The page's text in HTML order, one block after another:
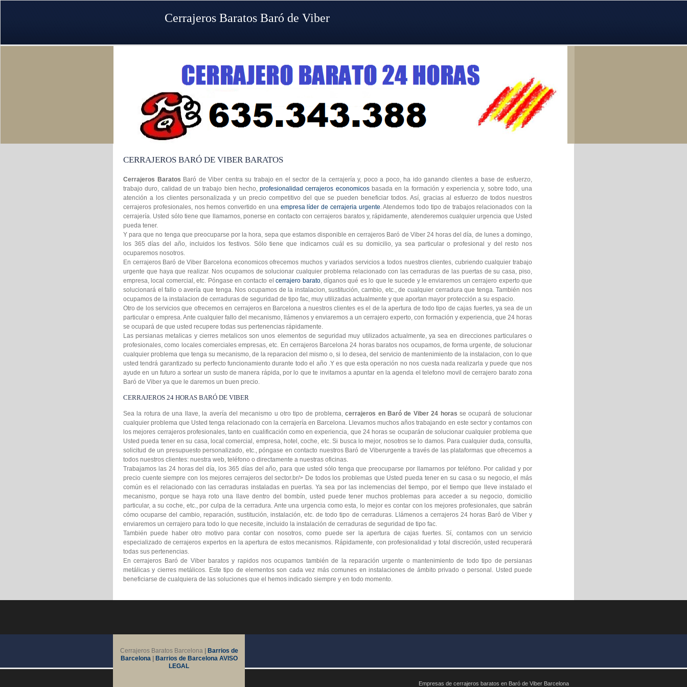
CERRAJEROS BARÓ DE VIBER BARATOS
Cerrajeros Baratos Baró de Viber centra su trabajo en el sector de la cerrajería y, poco a poco, ha ido ganando clientes a base de esfuerzo,
trabajo duro, calidad de un trabajo bien hecho, profesionalidad cerrajeros economicosbasada en la formación y experiencia y, sobre todo, una
atención a los clientes personalizada y un precio competitivo del que se pueden beneficiar todos. Así, gracias al esfuerzo de todos nuestros
cerrajeros profesionales, nos hemos convertido en una empresa líder de cerrajeria urgente. Atendemos todo tipo de trabajos relacionados con la
cerrajería. Usted sólo tiene que llamarnos, ponerse en contacto con cerrajeros baratos y, rápidamente, atenderemos cualquier urgencia que Usted
pueda tener.
Y para que no tenga que preocuparse por la hora, sepa que estamos disponible en cerrajeros Baró de Viber 24 horas del día, de lunes a domingo,
los 365 días del año, incluidos los festivos. Sólo tiene que indicarnos cuál es su domicilio, ya sea particular o profesional y del resto nos
ocuparemos nosotros.
En cerrajeros Baró de Viber Barcelona economicos ofrecemos muchos y variados servicios a todos nuestros clientes, cubriendo cualquier trabajo
urgente que haya que realizar. Nos ocupamos de solucionar cualquier problema relacionado con las cerraduras de las puertas de su casa, piso,
empresa, local comercial, etc. Póngase en contacto elcerrajero barato, díganos qué es lo que le sucede y le enviaremos un cerrajero experto que
solucionará el fallo o avería que tenga. Nos ocupamos de la instalacion, sustitución, cambio, etc., de cualquier cerradura que tenga. También nos
ocupamos de la instalacion de cerraduras de seguridad de tipo fac, muy utilizadas actualmente y que aportan mayor protección a su espacio.
Otro de los servicios que ofrecemos en cerrajeros en Barcelona a nuestros clientes es el de la apertura de todo tipo de cajas fuertes, ya sea de un
particular o empresa. Ante cualquier fallo del mecanismo, llámenos y enviaremos a un cerrajero experto, con formación y experiencia, que 24 horas
se ocupará de que usted recupere todas sus pertenencias rápidamente.
Las persianas metalicas y cierres metalicos son unos elementos de seguridad muy utilizados actualmente, ya sea en direcciones particulares o
profesionales, como locales comerciales empresas, etc. En cerrajeros Barcelona 24 horas baratos nos ocupamos, de forma urgente, de solucionar
cualquier problema que tenga su mecanismo, de la reparacion del mismo o, si lo desea, del servicio de mantenimiento de la instalacion, con lo que
usted tendrá garantizado su perfecto funcionamiento durante todo el año .Y es que esta operación no nos cuesta nada realizarla y puede que nos
ayude en un futuro a sortear un susto de manera rápida, por lo que te invitamos a apuntar en la agenda el telefono movil de cerrajero barato zona
Baró de Viber ya que le daremos un buen precio.
CERRAJEROS 24 HORAS BARÓ DE VIBER
Sea la rotura de una llave, la avería del mecanismo u otro tipo de problema,cerrajeros en Baró de Viber 24 horas se ocupará de solucionar
cualquier problema que Usted tenga relacionado con la cerrajería en Barcelona. Llevamos muchos años trabajando en este sector y contamos con
los mejores cerrajeros profesionales, tanto en cualificación como en experiencia, que 24 horas se ocuparán de solucionar cualquier problema que
Usted pueda tener en su casa, local comercial, empresa, hotel, coche, etc. Si busca lo mejor, nosotros se lo damos. Para cualquier duda, consulta,
solicitud de un presupuesto personalizado, etc., póngase en contacto nuestros Baró de Viberurgente a través de las plataformas que ofrecemos a
todos nuestros clientes: nuestra web, teléfono o directamente a nuestras oficinas.
Trabajamos las 24 horas del día, los 365 días del año, para que usted sólo tenga que preocuparse por llamarnos por teléfono. Por calidad y por
precio cuente siempre con los mejores cerrajeros del sector.br/> De todos los problemas que Usted pueda tener en su casa o su negocio, el más
común es el relacionado con las cerraduras instaladas en puertas. Ya sea por las inclemencias del tiempo, por el tiempo que lleve instalado el
mecanismo, porque se haya roto una llave dentro del bombín, usted puede tener muchos problemas para acceder a su negocio, domicilio
particular, a su coche, etc., por culpa de la cerradura. Ante una urgencia como esta, lo mejor es contar con los mejores profesionales, que sabrán
cómo ocuparse del cambio, reparación, sustitución, instalación, etc. de todo tipo de cerraduras. Llámenos a cerrajeros 24 horas Baró de Viber y
enviaremos un cerrajero para todo lo que necesite, incluido la instalación de cerraduras de seguridad de tipo fac.
También puede haber otro motivo para contar con nosotros, como puede ser la apertura de cajas fuertes. Sí, contamos con un servicio
especializado de cerrajeros expertos en la apertura de estos mecanismos. Rápidamente, con profesionalidad y total discreción, usted recuperará
todas sus pertenencias.
En cerrajeros Baró de Viber baratos y rapidos nos ocupamos también de la reparación urgente o mantenimiento de todo tipo de persianas
metálicas y cierres metálicos. Este tipo de elementos son cada vez más comunes en instalaciones de ámbito privado o personal. Usted puede
beneficiarse de cualquiera de las soluciones que el hemos indicado siempre y en todo momento.
Cerrajeros Baratos Barcelona|
Barrios de
Barcelona| Barrios de Barcelona AVISO
LEGAL
Empresas de cerrajeros baratos en Baró de Viber Barcelona
Cerrajeros Baratos Baró de Viber